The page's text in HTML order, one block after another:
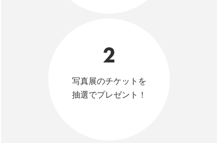
2
写真展のチケットを
抽選でプレゼント！